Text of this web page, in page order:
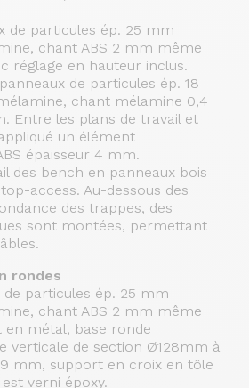
de particules ép. 25 mm
chant ABS 2 mm même
réglage en hauteur inclus.
de particules ép. 18
chant mélamine 0,4
Entre les plans de travail et
un élément
épaisseur 4 mm.
des bench en panneaux bois
access. Au-dessous des
des trappes, des
sont montées, permettant
rondes
de particules ép. 25 mm
chant ABS 2 mm même
en métal, base ronde
verticale de section Ø128mm à
mm, support en croix en tôle
verni époxy.